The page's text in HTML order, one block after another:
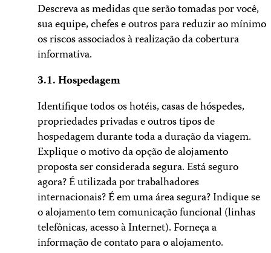
Descreva as medidas que serão tomadas por você,
sua equipe, chefes e outros para reduzir ao mínimo
os riscos associados à realização da cobertura
informativa.
3.1. Hospedagem
Identifique todos os hotéis, casas de hóspedes,
propriedades privadas e outros tipos de
hospedagem durante toda a duração da viagem.
Explique o motivo da opção de alojamento
proposta ser considerada segura. Está seguro
agora? É utilizada por trabalhadores
internacionais? É em uma área segura? Indique se
o alojamento tem comunicação funcional (linhas
telefônicas, acesso à Internet). Forneça a
informação de contato para o alojamento.